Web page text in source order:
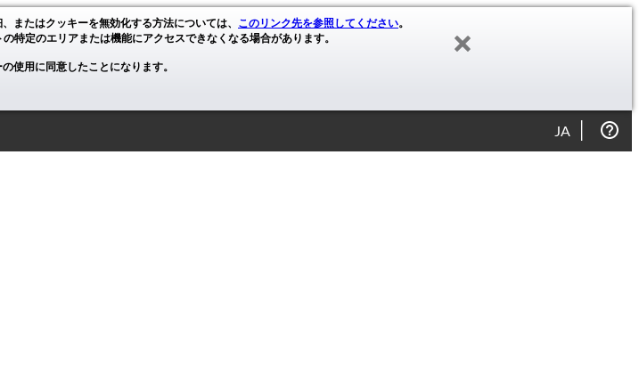
またはクッキーを無効化する方法については、 このリンク先を参照してください。
特定のエリアまたは機能にアクセスできなくなる場合があります。
使用に同意したことになります。
JA